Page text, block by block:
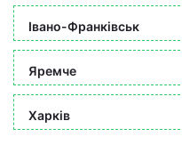
Івано-Франківськ
Яремче
Харків